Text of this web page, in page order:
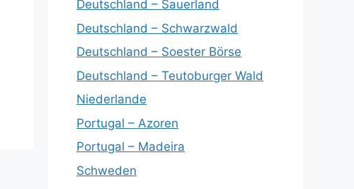
Deutschland – Sauerland
Deutschland – Schwarzwald
Deutschland – Soester Börse
Deutschland – Teutoburger Wald
Niederlande
Portugal – Azoren
Portugal – Madeira
Schweden